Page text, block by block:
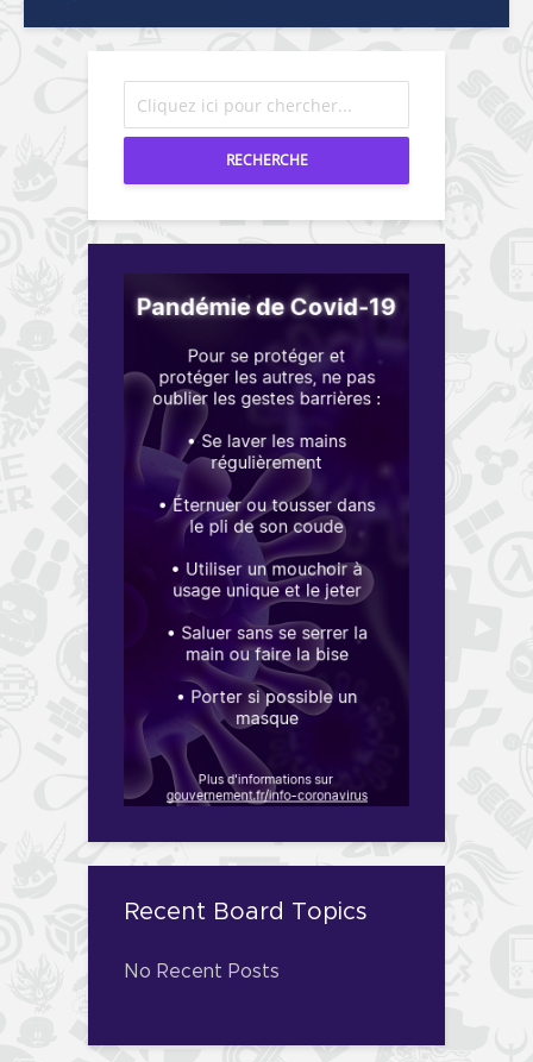
RECHERCHE
Recent Board Topics
No Recent Posts